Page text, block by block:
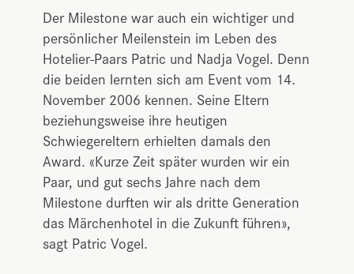
Der Milestone war auch ein wichtiger und
persönlicher Meilenstein im Leben des
Hotelier-Paars Patric und Nadja Vogel. Denn
die beiden lernten sich am Event vom 14.
November 2006 kennen. Seine Eltern
beziehungsweise ihre heutigen
Schwiegereltern erhielten damals den
Award. «Kurze Zeit später wurden wir ein
Paar, und gut sechs Jahre nach dem
Milestone durften wir als dritte Generation
das Märchenhotel in die Zukunft führen»,
sagt Patric Vogel.